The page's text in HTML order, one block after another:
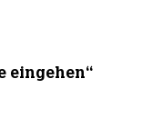
eingehen“